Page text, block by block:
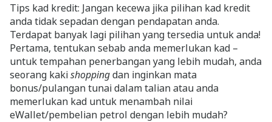
Tips kad kredit: Jangan kecewa jika pilihan kad kredit
anda tidak sepadan dengan pendapatan anda.
Terdapat banyak lagi pilihan yang tersedia untuk anda!
Pertama, tentukan sebab anda memerlukan kad –
untuk tempahan penerbangan yang lebih mudah, anda
seorang kakishoppingdan inginkan mata
bonus/pulangan tunai dalam talian atau anda
memerlukan kad untuk menambah nilai
eWallet/pembelian petrol dengan lebih mudah?